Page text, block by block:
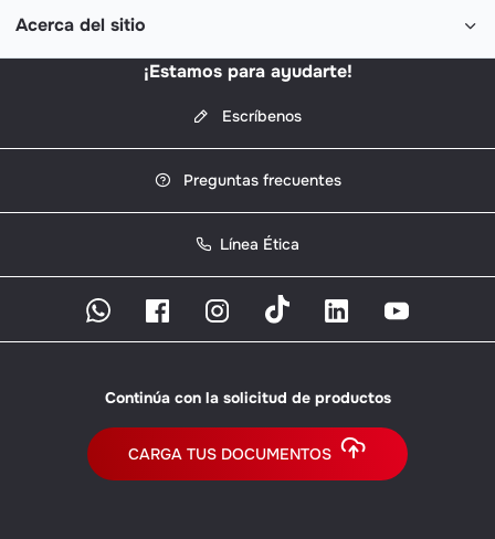
Acerca del sitio
¡Estamos para ayudarte!
Escríbenos
Preguntas frecuentes
Línea Ética
Continúa con la solicitud de productos
CARGA TUS DOCUMENTOS